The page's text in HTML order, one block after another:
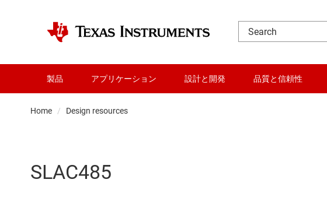
製品 アプリケーション 設計と開発 品質と信頼性
Home Design resources
SLAC485